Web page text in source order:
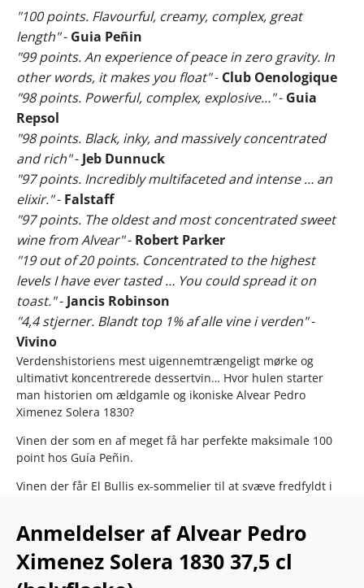
"100 points. Flavourful, creamy, complex, great
length"- Guia Peñin
"99 points. An experience of peace in zero gravity. In
other words, it makes you float"- Club Oenologique
"98 points. Powerful, complex, explosive…"- Guia
Repsol
"98 points. Black, inky, and massively concentrated
and rich"- Jeb Dunnuck
"97 points. Incredibly multifaceted and intense … an
elixir."- Falstaff
"97 points. The oldest and most concentrated sweet
wine from Alvear"- Robert Parker
"19 out of 20 points. Concentrated to the highest
levels I have ever tasted … You could spread it on
toast."- Jancis Robinson
"4,4 stjerner. Blandt top 1% af alle vine i verden"-
Vivino
Verdenshistoriens mest uigennemtrængeligt mørke og
ultimativt koncentrerede dessertvin… Hvor hulen starter
man historien om ældgamle og ikoniske Alvear Pedro
Ximenez Solera 1830?
Vinen der som en af meget få har perfekte maksimale 100
point hos Guía Peñin.
Vinen der får El Bullis ex-sommelier til at svæve fredfyldt i
Vinen hvis intensitet overgår alt, Jancis Robinson
Anmeldelser af Alvear Pedro
Ximenez Solera 1830 37,5 cl